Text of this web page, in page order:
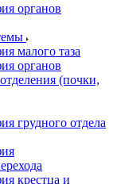
органов
малого таза
органов
(почки,
грудного отдела
крестца и